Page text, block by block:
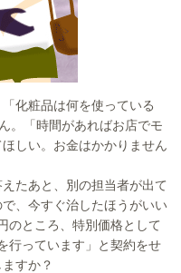
化粧品は何を使っている
。「時間があればお店でモ
しい。お金はかかりません
たあと、別の担当者が出て
、今すぐ治したほうがいい
のところ、特別価格として
行っています」と契約をせ
すか？